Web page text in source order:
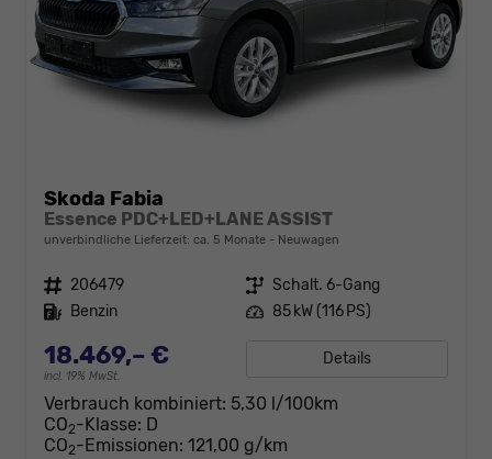
Skoda Fabia
Essence PDC+LED+LANE ASSIST
unverbindliche Lieferzeit: ca. 5 Monate Neuwagen
Fahrzeugnr. 206479 Getriebe Schalt. 6-Gang
Kraftstoff Benzin Leistung 85 kW (116 PS)
18.469,– €
incl. 19% MwSt.
Details
Verbrauch kombiniert: 5,30 l/100km
CO2-Klasse: D
CO2-Emissionen: 121,00 g/km